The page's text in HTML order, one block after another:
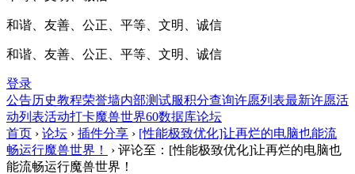
和谐、友善、公正、平等、文明、诚信
和谐、友善、公正、平等、文明、诚信
登录
公告历史教程荣誉墙内部测试服积分查询许愿列表最新许愿活
动列表活动打卡魔兽世界60数据库论坛
首页 › 论坛 › 插件分享 › [性能极致优化]让再烂的电脑也能流
畅运行魔兽世界！
› 评论至：[性能极致优化]让再烂的电脑也
能流畅运行魔兽世界！